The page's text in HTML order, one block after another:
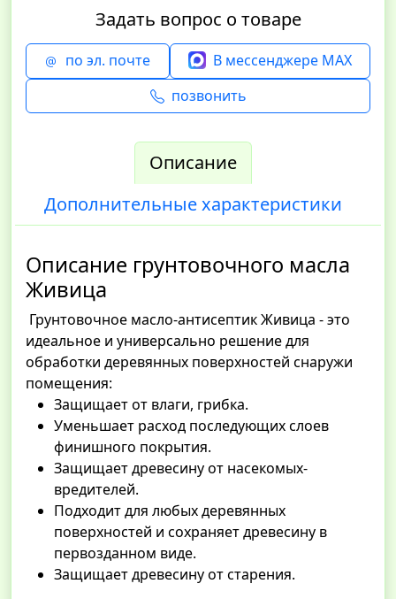
Задать вопрос о товаре
по эл. почте
В мессенджере MAX
позвонить
Описание
Дополнительные характеристики
Описание грунтовочного масла
Живица
Грунтовочное масло-антисептик Живица - это
идеальное и универсально решение для
обработки деревянных поверхностей снаружи
помещения:
Защищает от влаги, грибка.
Уменьшает расход последующих слоев
финишного покрытия.
Защищает древесину от насекомых-
вредителей.
Подходит для любых деревянных
поверхностей и сохраняет древесину в
первозданном виде.
Защищает древесину от старения.